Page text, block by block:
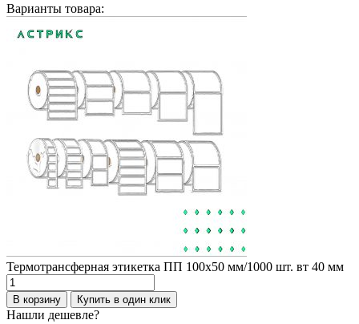
Варианты товара:
Термотрансферная этикетка ПП 100х50 мм/1000 шт. вт 40 мм
Количество
товара
Термотрансферная
В корзину Купить в один клик
Нашли дешевле?